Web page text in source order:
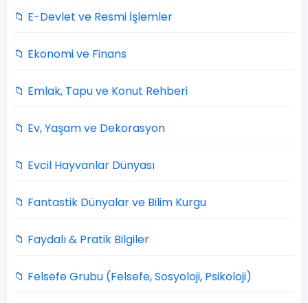
📁 E-Devlet ve Resmi İşlemler
📁 Ekonomi ve Finans
📁 Emlak, Tapu ve Konut Rehberi
📁 Ev, Yaşam ve Dekorasyon
📁 Evcil Hayvanlar Dünyası
📁 Fantastik Dünyalar ve Bilim Kurgu
📁 Faydalı & Pratik Bilgiler
📁 Felsefe Grubu (Felsefe, Sosyoloji, Psikoloji)